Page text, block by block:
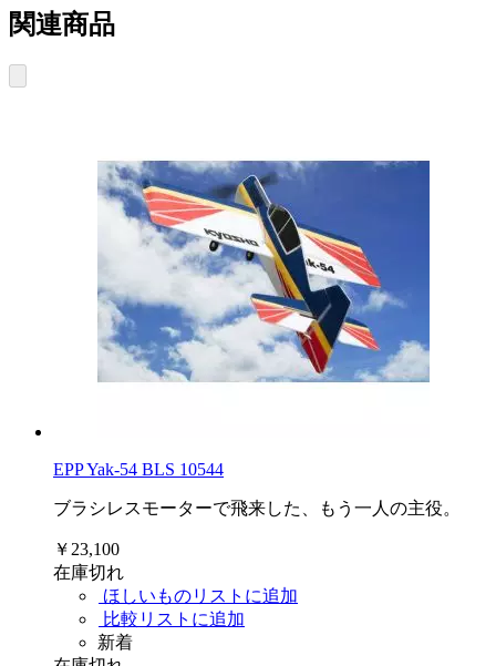
関連商品
EPP Yak-54 BLS 10544
ブラシレスモーターで飛来した、もう一人の主役。
￥23,100
在庫切れ
ほしいものリストに追加
比較リストに追加
新着